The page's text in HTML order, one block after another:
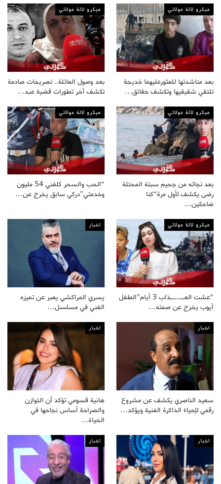
ميكرو لالة مولاتي
بعد مناشدتها للعثورعليهما خديجة
تلتقي شقيقيها وتكشف حقائق…
ميكرو لالة مولاتي
بعد وصول العائلة.. تصريحات صادمة
تكشف آخر تطورات قضية عبد…
ميكرو لالة مولاتي
بعد نجاته من جحيم سبتة المحتلة
رضى يكشف لأول مرة“كنا
ضاحكين…
ميكرو لالة مولاتي
“الحب والسحر كلفني 54 مليون
وخدمتي”دركي سابق يخرج عن…
ميكرو لالة مولاتي
“عشت العــ..ــذاب 3 أيام”الطفل
أيوب يخرج عن صمته…
اخبار
يسري المراكشي يعبر عن تميزه
الفني في مسلسل…
اخبار
سعيد الناصري يكشف عن مشروع
رقمي لإحياء الذاكرة الفنية ويؤكد…
اخبار
هانية قسومي تؤكد أن التوازن
والصراحة أساس نجاحها في
الحياة…
اخبار اخبار